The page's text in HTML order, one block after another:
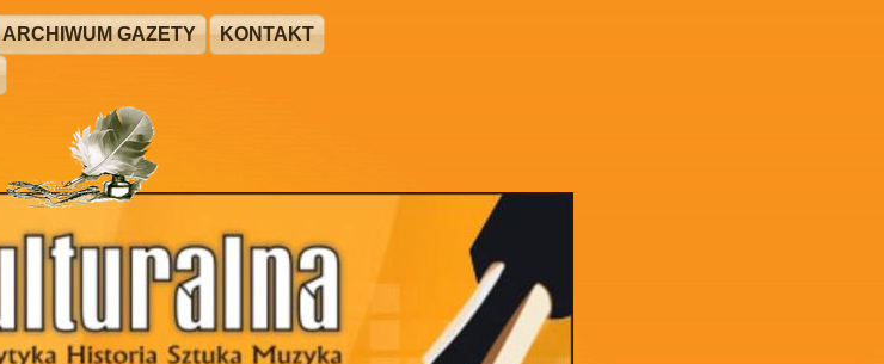
ARCHIWUM GAZETY
KONTAKT